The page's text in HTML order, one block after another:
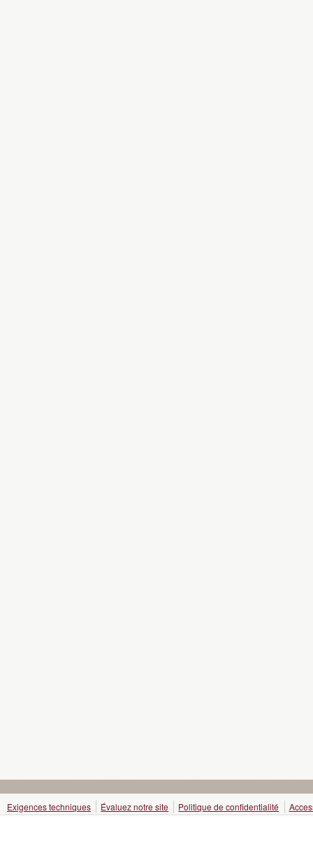
Exigences techniques Évaluez notre site Politique de confidentialité